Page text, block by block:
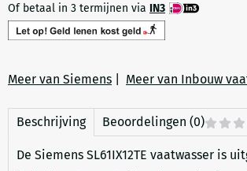
Of betaal in 3 termijnen via IN3
Meer van Siemens Meer van Inbouw
Beschrijving Beoordelingen (0)
De Siemens SL61IX12TE vaatwasser is